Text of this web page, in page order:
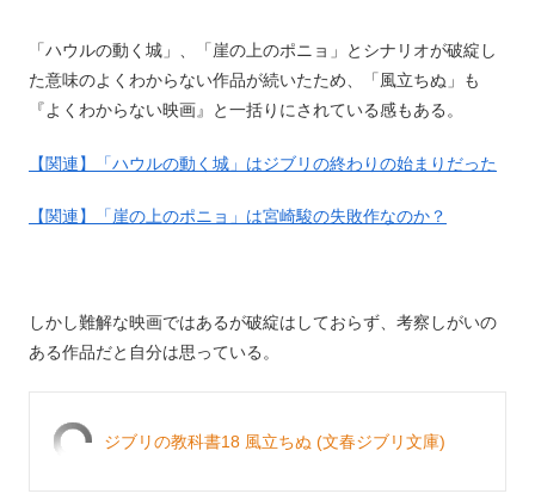
「ハウルの動く城」、「崖の上のポニョ」とシナリオが破綻し
た意味のよくわからない作品が続いたため、「風立ちぬ」も
『よくわからない映画』と一括りにされている感もある。
【関連】「ハウルの動く城」はジブリの終わりの始まりだった
【関連】「崖の上のポニョ」は宮崎駿の失敗作なのか？
しかし難解な映画ではあるが破綻はしておらず、考察しがいの
ある作品だと自分は思っている。
ジブリの教科書18 風立ちぬ (文春ジブリ文庫)